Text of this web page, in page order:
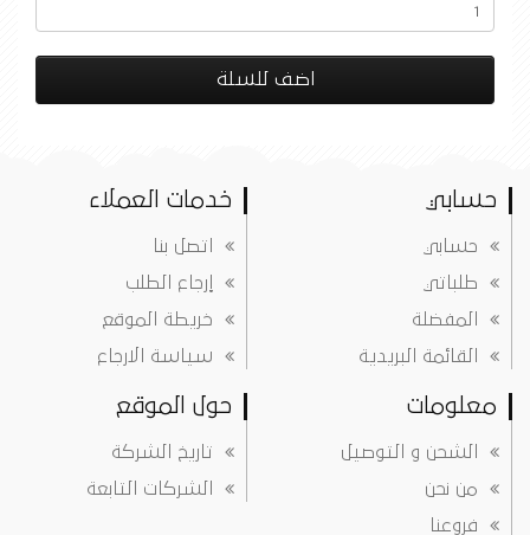
اضف للسلة
حسابي
حسابي
طلباتي
المفضلة
القائمة البريدية
خدمات العملاء
اتصل بنا
إرجاع الطلب
خريطة الموقع
سياسة الارجاع
معلومات
الشحن و التوصيل
من نحن
فروعنا
حول الموقع
تاريخ الشركة
الشركات التابعة